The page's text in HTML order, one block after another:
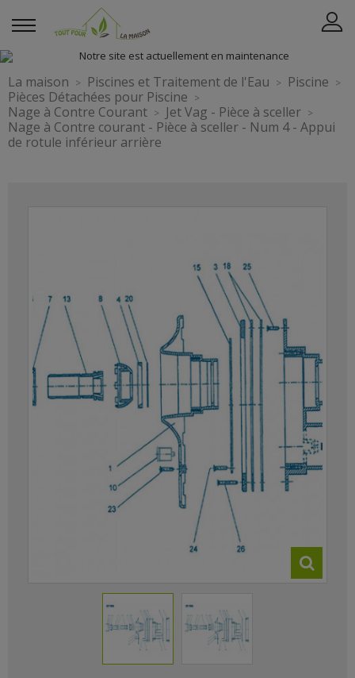
La maison Piscines et Traitement de l'Eau
Piscine
Pièces Détachées pour Piscine
Nage à Contre Courant
Jet Vag - Pièce à sceller
Nage à Contre courant - Pièce à sceller - Num 4 - Appui
de rotule inférieur arrière